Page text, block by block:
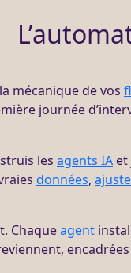
mécanique de vos
journée
les agents IA et
données,
Chaqueagent